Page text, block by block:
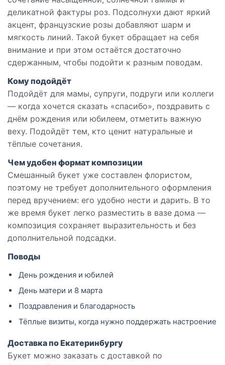
деликатной фактуры роз. Подсолнухи дают яркий
акцент, французские розы добавляют шарм и
мягкость линий. Такой букет обращает на себя
внимание и при этом остаётся достаточно
сдержанным, чтобы подойти к разным поводам.
Кому подойдёт
Подойдёт для мамы, супруги, подруги или коллеги
— когда хочется сказать «спасибо», поздравить с
днём рождения или юбилеем, отметить важную
веху. Подойдёт тем, кто ценит натуральные и
тёплые сочетания.
Чем удобен формат композиции
Смешанный букет уже составлен флористом,
поэтому не требует дополнительного оформления
перед вручением: его удобно нести и дарить. В то
же время букет легко разместить в вазе дома —
композиция сохраняет выразительность и без
дополнительной подсадки.
Поводы
День рождения и юбилей
День матери и 8 марта
Поздравления и благодарность
Тёплые визиты, когда нужно поддержать настроение
Доставка по Екатеринбургу
Букет можно заказать с доставкой по